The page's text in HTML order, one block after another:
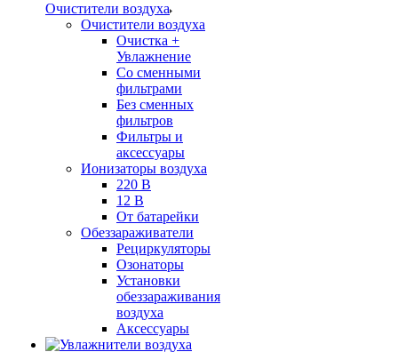
Очистители воздуха
Очистители воздуха
Очистка +
Увлажнение
Cо сменными
фильтрами
Без сменных
фильтров
Фильтры и
аксессуары
Ионизаторы воздуха
220 В
12 В
От батарейки
Обеззараживатели
Рециркуляторы
Озонаторы
Установки
обеззараживания
воздуха
Аксессуары